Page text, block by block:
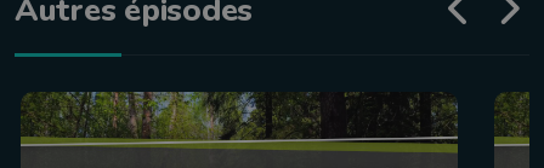
Autres épisodes